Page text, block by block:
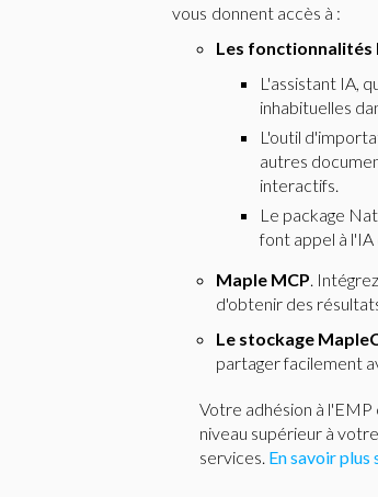
vous donnent accès à :
Les fonctionnalités
L'assistant IA,
inhabituelles
L'outil
autres
interactifs.
Le package
font appel à
Maple MCP.
d'obtenir des
Le stockage
partager facilement
Votre adhésion à
niveau supérieur à
services. En savoir